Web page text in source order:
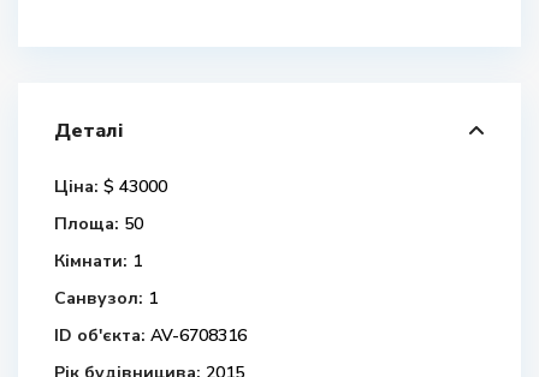
Деталі
Ціна: $ 43000
Площа: 50
Кімнати: 1
Санвузол: 1
ID об'єкта: AV-6708316